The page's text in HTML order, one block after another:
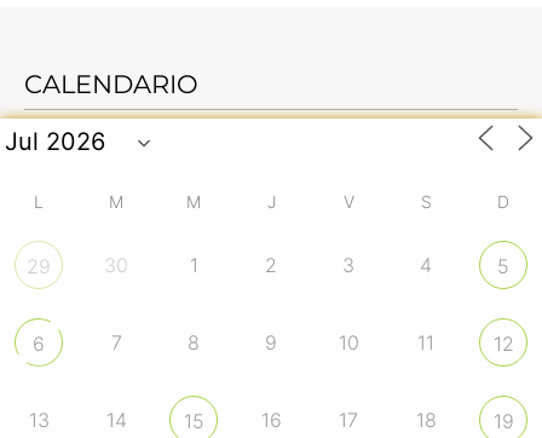
CALENDARIO
L M M J V S D
29 30 1 2 3 4 5
6 7 8 9 10 11 12
13 14 15 16 17 18 19